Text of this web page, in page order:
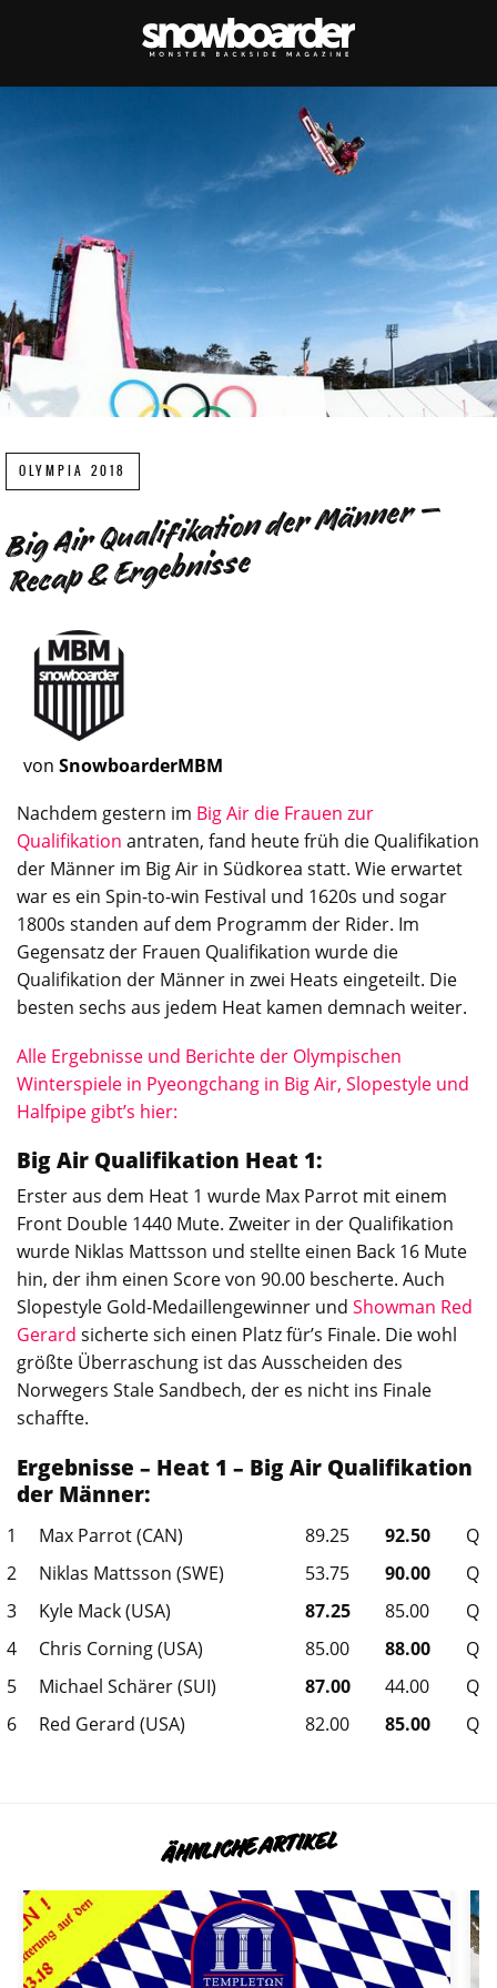
OLYMPIA 2018
Big Air Qualifikation der Männer –
Recap & Ergebnisse
von SnowboarderMBM
Nachdem gestern im Big Air die Frauen zur
Qualifikation antraten, fand heute früh die Qualifikation
der Männer im Big Air in Südkorea statt. Wie erwartet
war es ein Spin-to-win Festival und 1620s und sogar
1800s standen auf dem Programm der Rider. Im
Gegensatz der Frauen Qualifikation wurde die
Qualifikation der Männer in zwei Heats eingeteilt. Die
besten sechs aus jedem Heat kamen demnach weiter.
Alle Ergebnisse und Berichte der Olympischen
Winterspiele in Pyeongchang in Big Air, Slopestyle und
Halfpipe gibt’s hier:
Big Air Qualifikation Heat 1:
Erster aus dem Heat 1 wurde Max Parrot mit einem
Front Double 1440 Mute. Zweiter in der Qualifikation
wurde Niklas Mattsson und stellte einen Back 16 Mute
hin, der ihm einen Score von 90.00 bescherte. Auch
Slopestyle Gold-Medaillengewinner und Showman Red
Gerard sicherte sich einen Platz für’s Finale. Die wohl
größte Überraschung ist das Ausscheiden des
Norwegers Stale Sandbech, der es nicht ins Finale
schaffte.
Ergebnisse – Heat 1 – Big Air Qualifikation
der Männer:
1 Max Parrot (CAN) 89.25 92.50
Q
2
Niklas Mattsson (SWE) 53.75 90.00
Q
3
Kyle Mack (USA) 87.25 85.00
Q
4
Chris Corning (USA) 85.00 88.00
Q
5
Michael Schärer (SUI) 87.00 44.00
Q
6
Red Gerard (USA) 82.00 85.00 Q
ÄHNLICHE ARTIKEL